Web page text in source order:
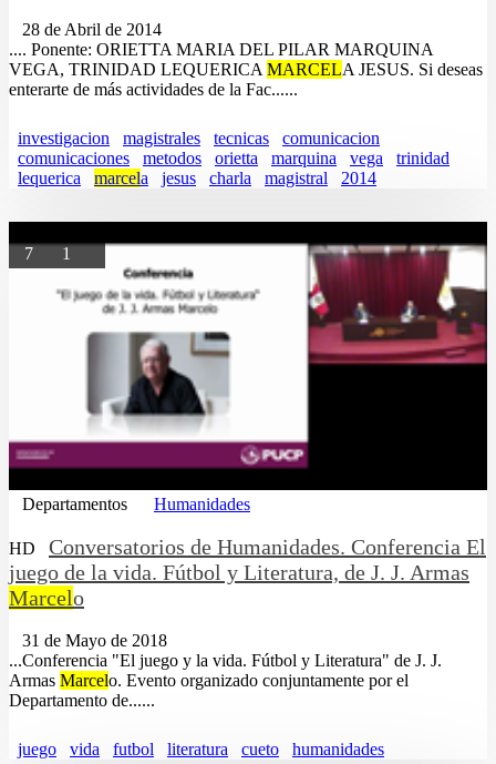
28 de Abril de 2014
.... Ponente: ORIETTA MARIA DEL PILAR MARQUINA
VEGA, TRINIDAD LEQUERICA MARCELA JESUS. Si deseas
enterarte de más actividades de la Fac......
investigacion magistrales tecnicas
comunicacion
comunicaciones
metodos orietta marquina vega
trinidad
lequerica
marcela jesus charla magistral 2014
7 1
Departamentos Humanidades
HD
Conversatorios de Humanidades. Conferencia El
juego de la vida. Fútbol y Literatura, de J. J. Armas
Marcelo
31 de Mayo de 2018
...Conferencia "El juego y la vida. Fútbol y Literatura" de J. J.
Armas Marcelo. Evento organizado conjuntamente por el
Departamento de......
juego vida futbol literatura cueto humanidades